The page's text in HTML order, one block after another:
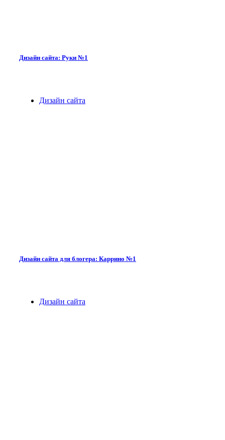
Дизайн сайта: Руки №1
Дизайн сайта
Дизайн сайта для блогера: Каррино №1
Дизайн сайта